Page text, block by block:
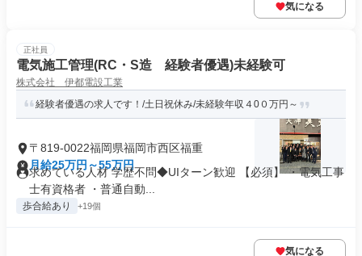
気になる
正社員
電気施工管理(RC・S造 経験者優遇)未経験可
株式会社 伊都電設工業
経験者優遇の求人です！/土日祝休み/未経験年収４0０万円～
〒819-0022福岡県福岡市西区福重
月給25万円～55万円
求めている人材 学歴不問◆UIターン歓迎 【必須】 ・電気工事
士有資格者 ・普通自動...
歩合給あり +19個
気になる